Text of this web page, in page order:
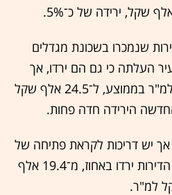
שנמכרו בשכונת מגדלים
העלתה כי גם הם ירדו, אך
בשיעור של כ־1,000 שקל למ"ר בממוצע, ל־24.5 אלף שקל
הירידה חדה פחות.
יש דריכות לקראת פתיחה של
חזית נוספת מהצפון, מחירי הדירות ירדו באחוז, מ־19.4 אלף